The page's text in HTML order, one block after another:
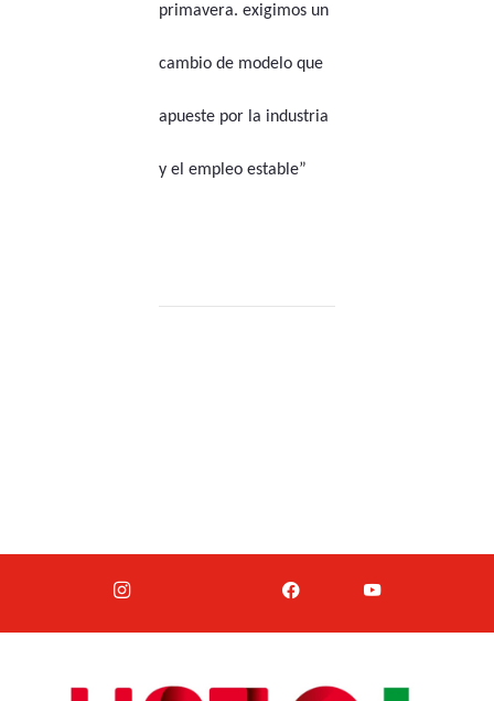
primavera. exigimos un
cambio de modelo que
apueste por la industria
y el empleo estable”